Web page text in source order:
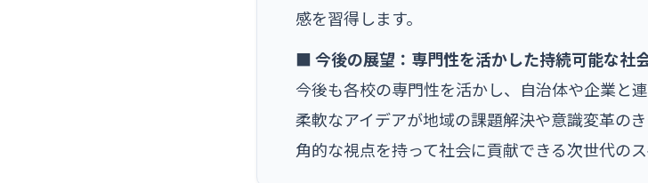
感を習得します。
■ 今後の展望：専門性を活かした持続可能な社
今後も各校の専門性を活かし、自治体や企業と
柔軟なアイデアが地域の課題解決や意識変革の
角的な視点を持って社会に貢献できる次世代の